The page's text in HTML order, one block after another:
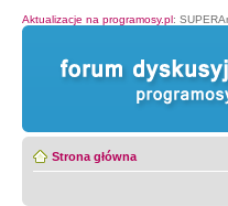
Aktualizacje na programosy.pl:
Strona główna